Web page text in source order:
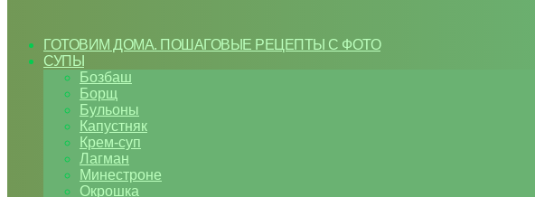
ГОТОВИМ ДОМА. ПОШАГОВЫЕ РЕЦЕПТЫ С ФОТО
СУПЫ
Бозбаш
Борщ
Бульоны
Капустняк
Крем-суп
Лагман
Минестроне
Окрошка